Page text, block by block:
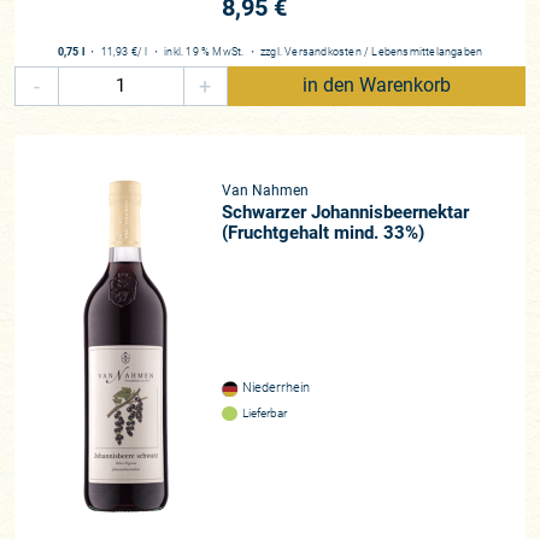
8,95 €
0,75 l ・ 11,93 €/ l ・inkl. 19 % MwSt. ・ zzgl.Versandkosten / Lebensmittelangaben
- + in den Warenkorb
Van Nahmen
Schwarzer Johannisbeernektar
(Fruchtgehalt mind. 33%)
Niederrhein
Lieferbar